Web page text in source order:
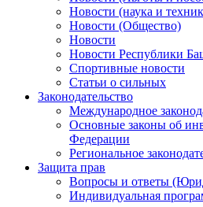
Новости (наука и
Новости (Общество)
Новости
Новости Республики
Спортивные новости
Статьи о сильных
Законодательство
Международное
Основные законы об
Федерации
Региональное
Защита прав
Вопросы и ответы
Индивидуальная